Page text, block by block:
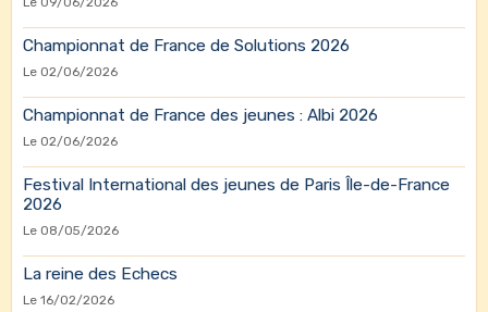
Championnat de France de Solutions 2026
Le 02/06/2026
Championnat de France des jeunes : Albi 2026
Le 02/06/2026
Festival International des jeunes de Paris Île-de-France
2026
Le 08/05/2026
La reine des Echecs
Le 16/02/2026